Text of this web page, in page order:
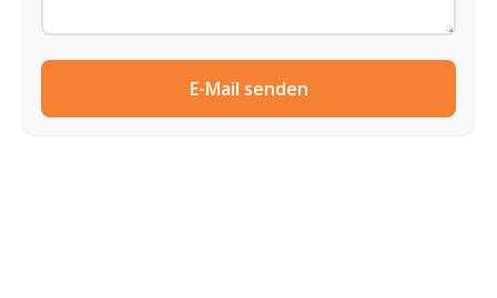
E-Mail senden